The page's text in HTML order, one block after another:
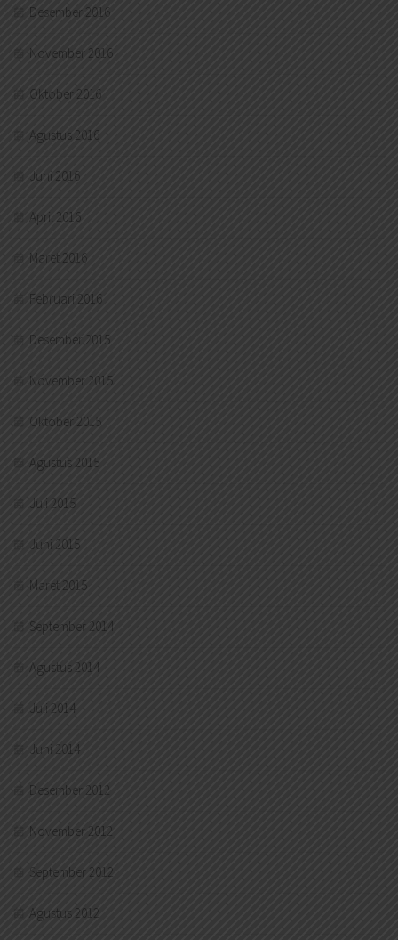
Desember 2016
November 2016
Oktober 2016
Agustus 2016
Juni 2016
April 2016
Maret 2016
Februari 2016
Desember 2015
November 2015
Oktober 2015
Agustus 2015
Juli 2015
Juni 2015
Maret 2015
September 2014
Agustus 2014
Juli 2014
Juni 2014
Desember 2012
November 2012
September 2012
Agustus 2012